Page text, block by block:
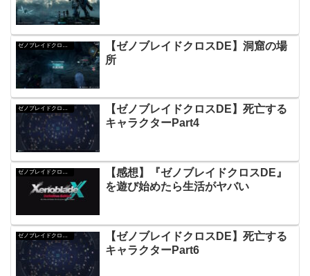
【ゼノブレイドクロスDE】洞窟の場
所
ゼノブレイドクロスDE
【ゼノブレイドクロスDE】死亡する
キャラクターPart4
ゼノブレイドクロスDE
【感想】『ゼノブレイドクロスDE』
を遊び始めたら生活がヤバい
【ゼノブレイドクロスDE】死亡する
キャラクターPart6